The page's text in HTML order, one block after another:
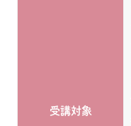
受講対象